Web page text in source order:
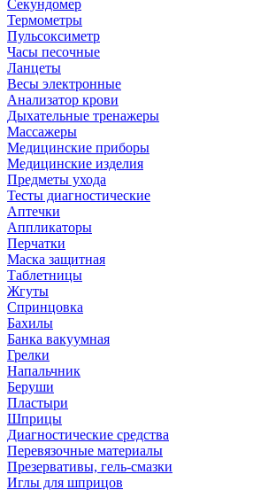
Секундомер
Термометры
Пульсоксиметр
Часы песочные
Ланцеты
Весы электронные
Анализатор крови
Дыхательные тренажеры
Массажеры
Медицинские приборы
Медицинские изделия
Предметы ухода
Тесты диагностические
Аптечки
Аппликаторы
Перчатки
Маска защитная
Таблетницы
Жгуты
Спринцовка
Бахилы
Банка вакуумная
Грелки
Напальчник
Беруши
Пластыри
Шприцы
Диагностические средства
Перевязочные материалы
Презервативы, гель-смазки
Иглы для шприцов